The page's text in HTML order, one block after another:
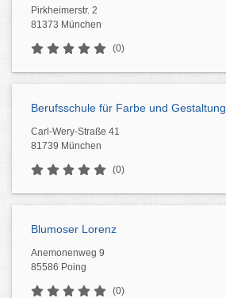
Pirkheimerstr. 2
81373 München
(0)
Berufsschule für Farbe und Gestaltung
Carl-Wery-Straße 41
81739 München
(0)
Blumoser Lorenz
Anemonenweg 9
85586 Poing
(0)